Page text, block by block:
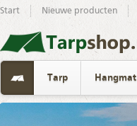
Start Nieuwe producten
Tarp Hangmat